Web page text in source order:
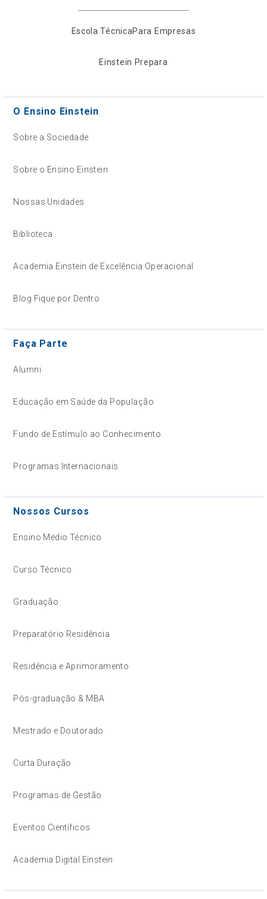
Escola TécnicaPara Empresas
Einstein Prepara
O Ensino Einstein
Sobre a Sociedade
Sobre o Ensino Einstein
Nossas Unidades
Biblioteca
Academia Einstein de Excelência Operacional
Blog Fique por Dentro
Faça Parte
Alumni
Educação em Saúde da População
Fundo de Estímulo ao Conhecimento
Programas Internacionais
Nossos Cursos
Ensino Médio Técnico
Curso Técnico
Graduação
Preparatório Residência
Residência e Aprimoramento
Pós-graduação & MBA
Mestrado e Doutorado
Curta Duração
Programas de Gestão
Eventos Científicos
Academia Digital Einstein